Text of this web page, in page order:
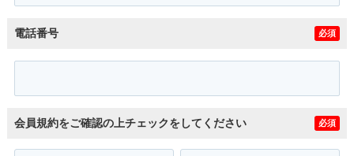
電話番号 必須
会員規約をご確認の上チェックをしてください 必須